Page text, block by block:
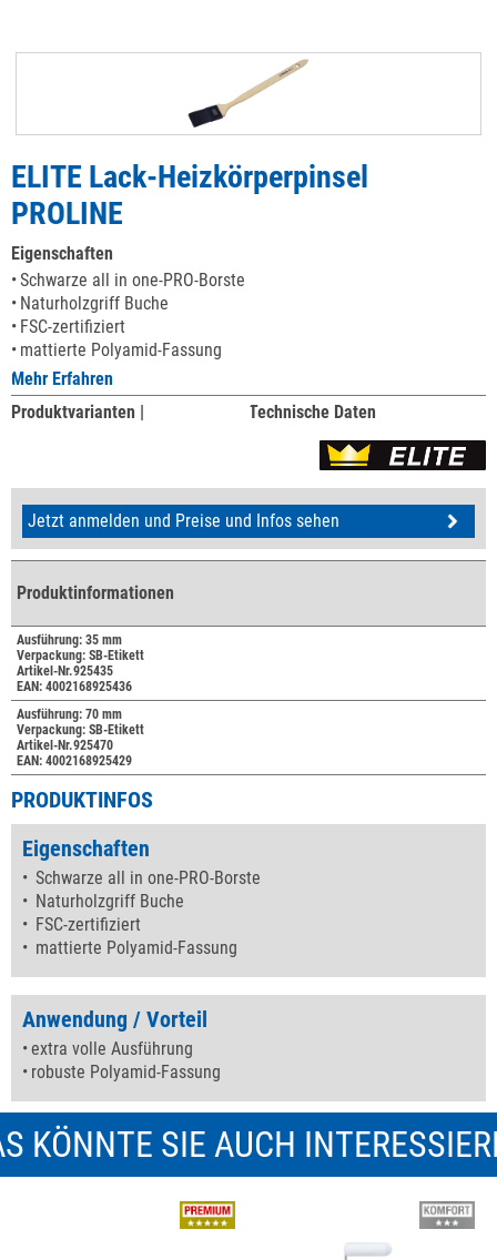
ELITE Lack-Heizkörperpinsel
PROLINE
Eigenschaften
Schwarze all in one-PRO-Borste
Naturholzgriff Buche
FSC-zertifiziert
mattierte Polyamid-Fassung
Mehr Erfahren
Produktvarianten |
Technische Daten
Jetzt anmelden und Preise und Infos sehen
Produktinformationen
Ausführung: 35 mm
Verpackung: SB-Etikett
Artikel-Nr.925435
EAN: 4002168925436
Ausführung: 70 mm
Verpackung: SB-Etikett
Artikel-Nr.925470
EAN: 4002168925429
PRODUKTINFOS
Eigenschaften
Schwarze all in one-PRO-Borste
Naturholzgriff Buche
FSC-zertifiziert
mattierte Polyamid-Fassung
Anwendung / Vorteil
extra volle Ausführung
robuste Polyamid-Fassung
KÖNNTE SIE AUCH